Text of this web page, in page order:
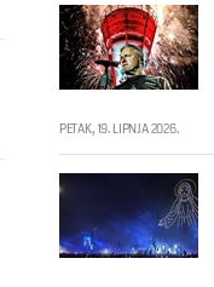
PETAK, 19. LIPNJA 2026.